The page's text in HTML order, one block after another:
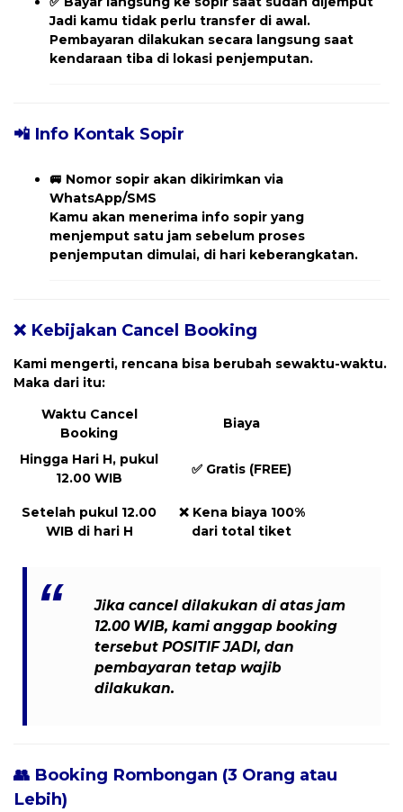
Jadi kamu tidak perlu transfer di awal.
Pembayaran dilakukan secara langsung saat
kendaraan tiba di lokasi penjemputan.
📲 Info Kontak Sopir
🚐 Nomor sopir akan dikirimkan via
WhatsApp/SMS
Kamu akan menerima info sopir yang
menjemput satu jam sebelum proses
penjemputan dimulai, di hari keberangkatan.
❌ Kebijakan Cancel Booking
Kami mengerti, rencana bisa berubah sewaktu-waktu.
Maka dari itu:
Waktu Cancel
Booking
Biaya
Hingga Hari H, pukul
12.00 WIB
✅ Gratis (FREE)
Setelah pukul 12.00
WIB di hari H
❌ Kena biaya 100%
dari total tiket
Jika cancel dilakukandi atas jam
12.00 WIB, kami anggap booking
tersebutPOSITIF JADI, dan
pembayaran tetap wajib
dilakukan.
👥 Booking Rombongan (3 Orang atau
Lebih)